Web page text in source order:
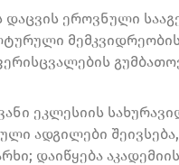
ეროვნული
ეკლესიის
ადგილები
დაიწყება